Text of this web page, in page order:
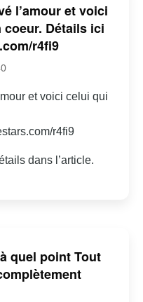
l’amour et voici
Détails ici
r4fi9
et voici celui qui
r4fi9
dans l’article.
quel point Tout